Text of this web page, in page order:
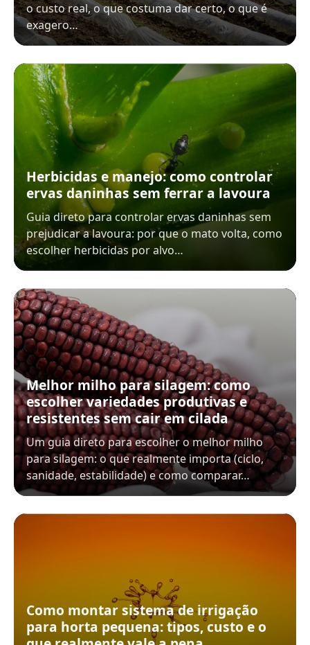
o custo real, o que costuma dar certo, o que é
exagero…
Herbicidas e manejo: como controlar
ervas daninhas sem ferrar a lavoura
Guia direto para controlar ervas daninhas sem
prejudicar a lavoura: por que o mato volta, como
escolher herbicidas por alvo…
Melhor milho para silagem: como
escolher variedades produtivas e
resistentes sem cair em cilada
Um guia direto para escolher o melhor milho
para silagem: o que realmente importa (ciclo,
sanidade, estabilidade) e como comparar…
Como montar sistema de irrigação
para horta pequena: tipos, custo e o